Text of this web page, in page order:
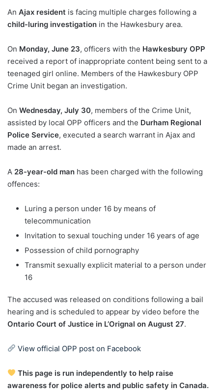
An Ajax resident is facing multiple charges following a
child-luring investigation in the Hawkesbury area.
On Monday, June 23, officers with the Hawkesbury OPP
received a report of inappropriate content being sent to a
teenaged girl online. Members of the Hawkesbury OPP
Crime Unit began an investigation.
On Wednesday, July 30, members of the Crime Unit,
assisted by local OPP officers and the Durham Regional
Police Service, executed a search warrant in Ajax and
made an arrest.
A 28-year-old man has been charged with the following
offences:
Luring a person under 16 by means of
telecommunication
Invitation to sexual touching under 16 years of age
Possession of child pornography
Transmit sexually explicit material to a person under
16
The accused was released on conditions following a bail
hearing and is scheduled to appear by video before the
Ontario Court of Justice in L’Orignal on August 27.
View official OPP post on Facebook
This page is run independently to help raise
awareness for police alerts and public safety in Canada.